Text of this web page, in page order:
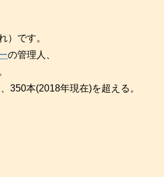
）です。
の管理人、
350本(2018年現在)を超える。